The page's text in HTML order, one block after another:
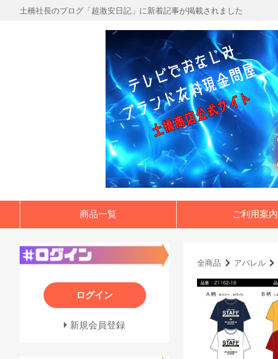
土橋社長のブログ「超激安日記」に新着記事が掲載されました
商品一覧 ご利用案内
全商品 アパレル
ログイン
新規会員登録